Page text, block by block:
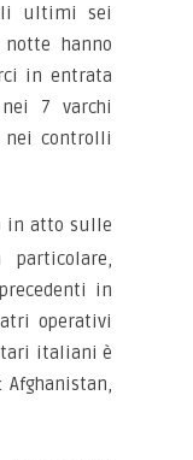
ultimi sei
hanno
in entrata
7 varchi
nei controlli
in atto sulle
in
operativi
italiani è